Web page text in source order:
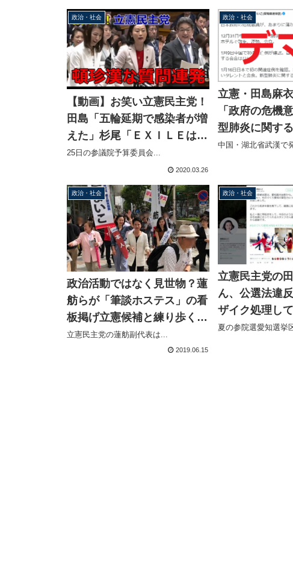
片手にピースサイン
政治・社会
【動画】お笑い立憲民主党！
田島「五輪延期で感染者が増
えた」杉尾「ＥＸＩＬＥはア
ベ友だからコンサート中止し
25日の参議院予算委員会...
2020.03.26
政治・社会
立憲・田島麻
「政府の危機
型肺炎に関す
首相動静だけ
中国・湖北省武漢で
政治・社会
政治活動ではなく見世物？蓮
舫らが「筆談ホステス」の看
板掲げ立憲候補と練り歩く、
ボイパのおっくんはエプロン
姿に「保育士・気象予報士」
立憲民主党の蓮舫副代表は...
2019.06.15
政治・社会
立憲民主党の
ん、公選法違
ザイク処理し
リギリセーフ」
夏の参院選愛知選挙